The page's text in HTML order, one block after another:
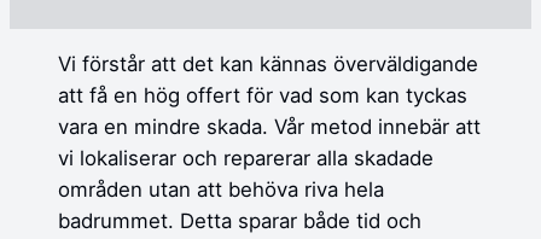
Vi förstår att det kan kännas överväldigande
att få en hög offert för vad som kan tyckas
vara en mindre skada. Vår metod innebär att
vi lokaliserar och reparerar alla skadade
områden utan att behöva riva hela
badrummet. Detta sparar både tid och